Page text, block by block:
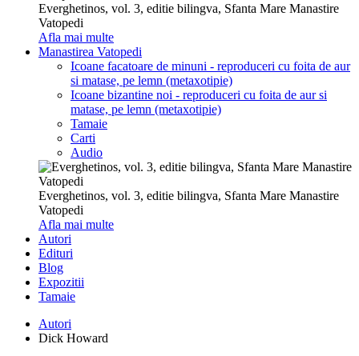
Everghetinos, vol. 3, editie bilingva, Sfanta Mare Manastire
Vatopedi
Afla mai multe
Manastirea Vatopedi
Icoane facatoare de minuni - reproduceri cu foita de aur
si matase, pe lemn (metaxotipie)
Icoane bizantine noi - reproduceri cu foita de aur si
matase, pe lemn (metaxotipie)
Tamaie
Carti
Audio
Everghetinos, vol. 3, editie bilingva, Sfanta Mare Manastire
Vatopedi
Afla mai multe
Autori
Edituri
Blog
Expozitii
Tamaie
Autori
Dick Howard